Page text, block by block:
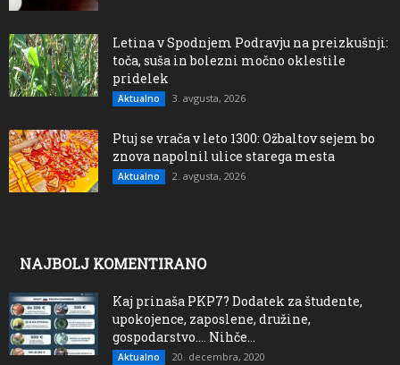
Letina v Spodnjem Podravju na preizkušnji:
toča, suša in bolezni močno oklestile
pridelek
Aktualno 3. avgusta, 2026
Ptuj se vrača v leto 1300: Ožbaltov sejem bo
znova napolnil ulice starega mesta
Aktualno 2. avgusta, 2026
NAJBOLJ KOMENTIRANO
Kaj prinaša PKP7? Dodatek za študente,
upokojence, zaposlene, družine,
gospodarstvo…. Nihče...
Aktualno 20. decembra, 2020